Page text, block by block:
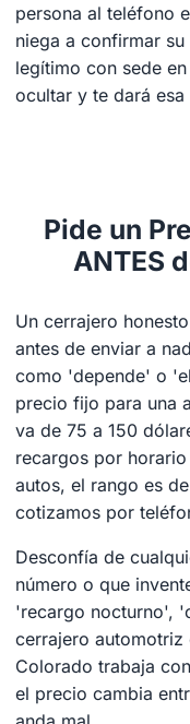
persona al teléfono
niega a confirmar
legítimo con sede
ocultar y te dará
Pide un
ANTES
Un cerrajero
antes de enviar a
como 'depende' o
precio fijo para una
va de 75 a 150
recargos por
autos, el rango es
cotizamos por
Desconfía de
número o que
'recargo nocturno',
cerrajero automotriz
Colorado trabaja
el precio cambia